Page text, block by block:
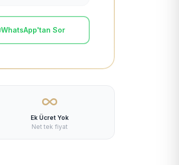
WhatsApp'tan Sor
Ek Ücret Yok
Net tek fiyat